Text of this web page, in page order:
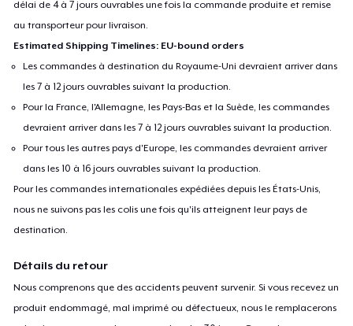
délai de 4 à 7 jours ouvrables une fois la commande produite et remise
au transporteur pour livraison.
Estimated Shipping Timelines: EU-bound orders
Les commandes à destination du Royaume-Uni devraient arriver dans
les 7 à 12 jours ouvrables suivant la production.
Pour la France, l'Allemagne, les Pays-Bas et la Suède, les commandes
devraient arriver dans les 7 à 12 jours ouvrables suivant la production.
Pour tous les autres pays d'Europe, les commandes devraient arriver
dans les 10 à 16 jours ouvrables suivant la production.
Pour les commandes internationales expédiées depuis les États-Unis,
nous ne suivons pas les colis une fois qu'ils atteignent leur pays de
destination.
Détails du retour
Nous comprenons que des accidents peuvent survenir. Si vous recevez un
produit endommagé, mal imprimé ou défectueux, nous le remplacerons